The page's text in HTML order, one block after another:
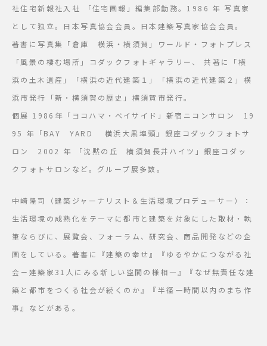
社住宅新報社入社 「住宅画報」編集部勤務。1986 年 写真家
として独立。日本写真協会会員。日本建築写真家協会会員。
著書に写真集「倉庫 横浜・横須賀」ワールド・フォトプレス
「風景の棲む場所」コダックフォトギャラリー、 共著に「横
浜の土木遺産」「横浜の近代建築１」「横浜の近代建築２」横
浜市発行「新・横須賀の歴史」横須賀市発行。
個展 1986年「ヨコハマ・ベイサイド」新宿ニコンサロン 19
95 年「BAY YARD 横浜大黒埠頭」銀座コダックフォトサ
ロン 2002 年 「沈黙の丘 横須賀長井ハイツ」銀座コダッ
クフォトサロンなど。グループ展多数。
中崎隆司（建築ジャーナリスト＆生活環境プロデューサー）：
生活環境の成熟化をテーマに都市と建築を対象にした取材・執
筆ならびに、展覧会、フォーラム、研究会、商品開発などの企
画をしている。著書に『建築の幸せ』『ゆるやかにつながる社
会－建築家31人にみる新しい空間の様相―』『なぜ無責任な建
築と都市をつくる社会が続くのか』『半径一時間以内のまち作
事』などがある。